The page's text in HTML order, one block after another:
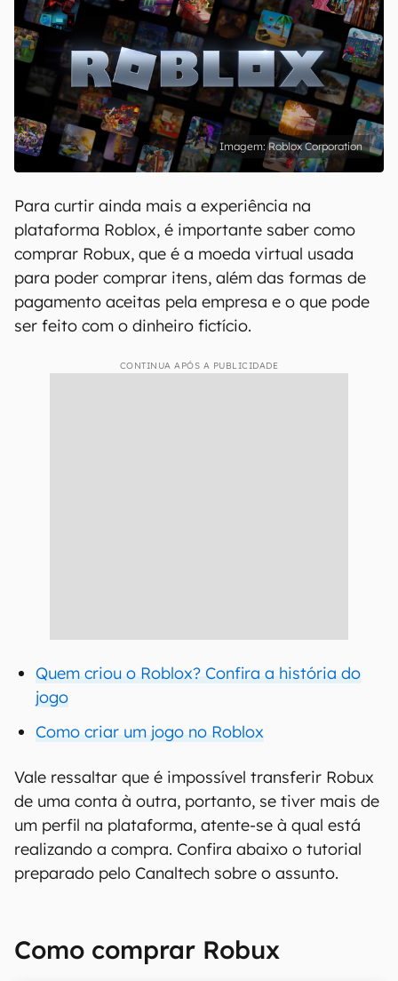
Roblox Corporation
Para curtir ainda mais a experiência na
plataforma Roblox, é importante saber como
comprar Robux, que é a moeda virtual usada
para poder comprar itens, além das formas de
pagamento aceitas pela empresa e o que pode
ser feito com o dinheiro fictício.
CONTINUA APÓS A PUBLICIDADE
Quem criou o Roblox? Confira a história do
jogo
Como criar um jogo no Roblox
Vale ressaltar que é impossível transferir Robux
de uma conta à outra, portanto, se tiver mais de
um perfil na plataforma, atente-se à qual está
realizando a compra. Confira abaixo o tutorial
preparado pelo Canaltech sobre o assunto.
Como comprar Robux